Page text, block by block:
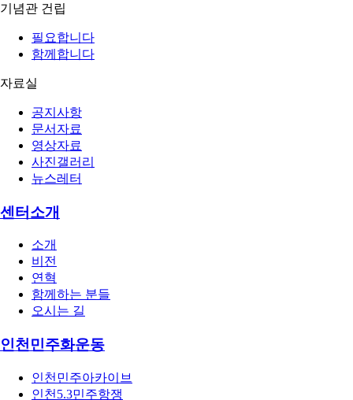
기념관 건립
필요합니다
함께합니다
자료실
공지사항
문서자료
영상자료
사진갤러리
뉴스레터
센터소개
소개
비전
연혁
함께하는 분들
오시는 길
인천민주화운동
인천민주아카이브
인천5.3민주항쟁